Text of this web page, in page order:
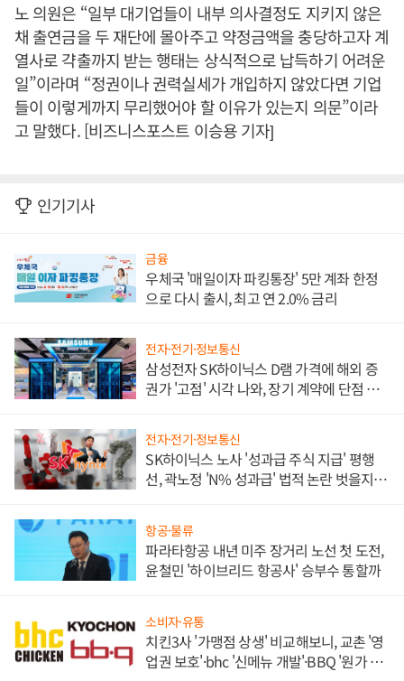
노 의원은 “일부 대기업들이 내부 의사결정도 지키지 않은
채 출연금을 두 재단에 몰아주고 약정금액을 충당하고자 계
열사로 갹출까지 받는 행태는 상식적으로 납득하기 어려운
일”이라며 “정권이나 권력실세가 개입하지 않았다면 기업
들이 이렇게까지 무리했어야 할 이유가 있는지 의문”이라
고 말했다. [비즈니스포스트 이승용 기자]
인기기사
금융
우체국 '매일이자 파킹통장' 5만 계좌 한정
으로 다시 출시, 최고 연 2.0% 금리
전자·전기·정보통신
삼성전자 SK하이닉스 D램 가격에 해외 증
권가 '고점' 시각 나와, 장기 계약에 단점 부
전자·전기·정보통신
SK하이닉스 노사 '성과급 주식 지급' 평행
선, 곽노정 'N% 성과급' 법적 논란 벗을지 주
항공·물류
파라타항공 내년 미주 장거리 노선 첫 도전,
윤철민 '하이브리드 항공사' 승부수 통할까
소비자·유통
치킨3사 '가맹점 상생' 비교해보니, 교촌 '영
업권 보호'·bhc '신메뉴 개발'·BBQ '원가 부